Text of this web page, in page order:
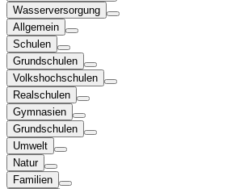
Wasserversorgung
Allgemein
Schulen
Grundschulen
Volkshochschulen
Realschulen
Gymnasien
Grundschulen
Umwelt
Natur
Familien